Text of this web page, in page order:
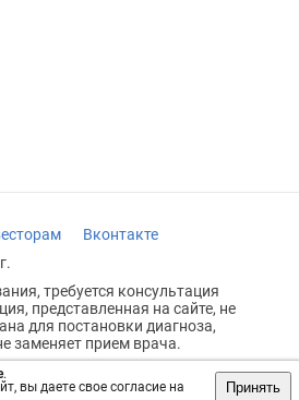
.
вы даете свое согласие на
Принять
Вконтакте
требуется консультация
представленная на сайте, не
для постановки диагноза,
заменяет прием врача.
18+